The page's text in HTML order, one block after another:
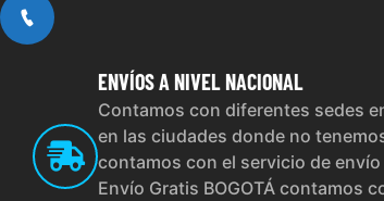
ENVÍOSA NIVEL NACIONAL
Contamos con diferentes sedes
en las ciudades donde no
contamos con el servicio de
Envío Gratis BOGOTÁ contamos